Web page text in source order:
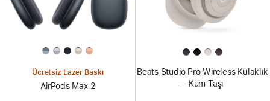
Ücretsiz Lazer Baskı
AirPods Max 2
Beats Studio Pro Wireless Kulaklık
– Kum Taşı